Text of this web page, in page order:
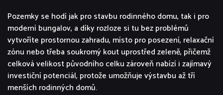
Pozemky se hodí jak pro stavbu rodinného domu, tak i pro
moderní bungalov, a díky rozloze si tu bez problémů
vytvoříte prostornou zahradu, místo pro posezení, relaxační
zónu nebo třeba soukromý kout uprostřed zeleně, přičemž
celková velikost původního celku zároveň nabízí i zajímavý
investiční potenciál, protože umožňuje výstavbu až tří
menších rodinných domů.